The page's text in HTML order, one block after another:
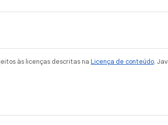
às licenças descritas na Licença de conteúdo.